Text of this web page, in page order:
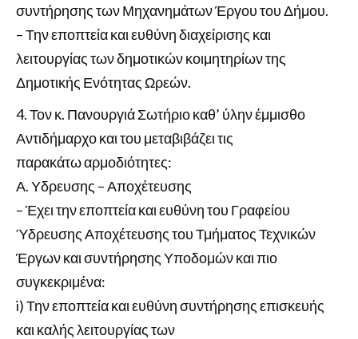
συντήρησης των Μηχανημάτων Έργου του Δήμου.
– Την εποπτεία και ευθύνη διαχείρισης και
λειτουργίας των δημοτικών κοιμητηρίων της
Δημοτικής Ενότητας Ωρεών.
Τον κ. Πανουργιά Σωτήριο καθ’ ύλην έμμισθο
Αντιδήμαρχο και του μεταβιβάζει τις
παρακάτω αρμοδιότητες:
Α. Υδρευσης – Αποχέτευσης
– Έχει την εποπτεία και ευθύνη του Γραφείου
Ύδρευσης Αποχέτευσης του Τμήματος Τεχνικών
Έργων και συντήρησης Υποδομών και πιο
συγκεκριμένα:
i) Την εποπτεία και ευθύνη συντήρησης επισκευής
και καλής λειτουργίας των